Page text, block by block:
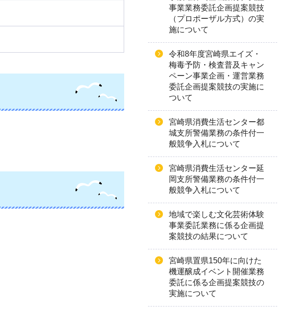
事業業務委託企画提案競技
（プロポーザル方式）の実
施について
令和8年度宮崎県エイズ・
梅毒予防・検査普及キャン
ペーン事業企画・運営業務
委託企画提案競技の実施に
ついて
宮崎県消費生活センター都
城支所警備業務の条件付一
般競争入札について
宮崎県消費生活センター延
岡支所警備業務の条件付一
般競争入札について
地域で楽しむ文化芸術体験
事業委託業務に係る企画提
案競技の結果について
宮崎県置県150年に向けた
機運醸成イベント開催業務
委託に係る企画提案競技の
実施について